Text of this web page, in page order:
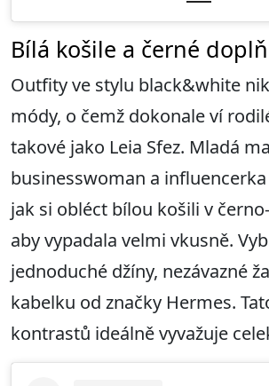
Bílá košile a černé
Outfity ve stylu black&white
módy, o čemž dokonale ví
takové jako Leia Sfez. Mladá
businesswoman a
jak si obléct bílou košili v
aby vypadala velmi vkusně.
jednoduché džíny, nezávazné
kabelku od značky Hermes.
kontrastů ideálně vyvažuje